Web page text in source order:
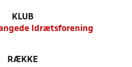
KLUB
Idrætsforening
RÆKKE